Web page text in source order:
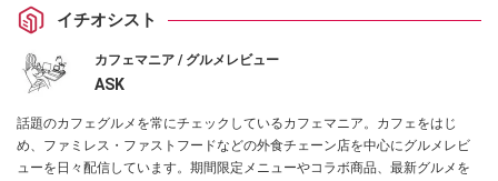
イチオシスト
カフェマニア / グルメレビュー
ASK
話題のカフェグルメを常にチェックしているカフェマニア。カフェをはじ
め、ファミレス・ファストフードなどの外食チェーン店を中心にグルメレビ
ューを日々配信しています。期間限定メニューやコラボ商品、最新グルメを